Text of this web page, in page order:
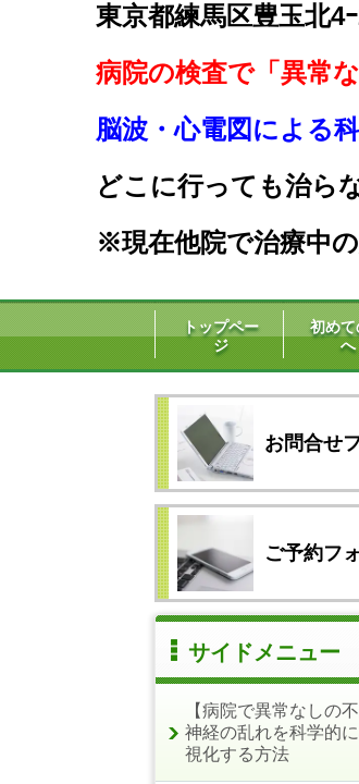
東京都練馬区豊玉北4
病院の検査で「異常
脳波・心電図による
どこに行っても治ら
※現在他院で治療中
トップペー
ジ
初めて
へ
お問合せ
ご予約フ
サイドメニュー
【病院で異常なしの
神経の乱れを科学的
視化する方法